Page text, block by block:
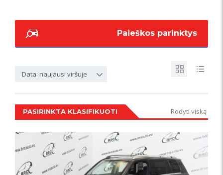
Paieškos parinktys
Data: naujausi viršuje
PASIRINKTA KLASIFIKUOTI Rodyti viską
IŠSKIRTINIS